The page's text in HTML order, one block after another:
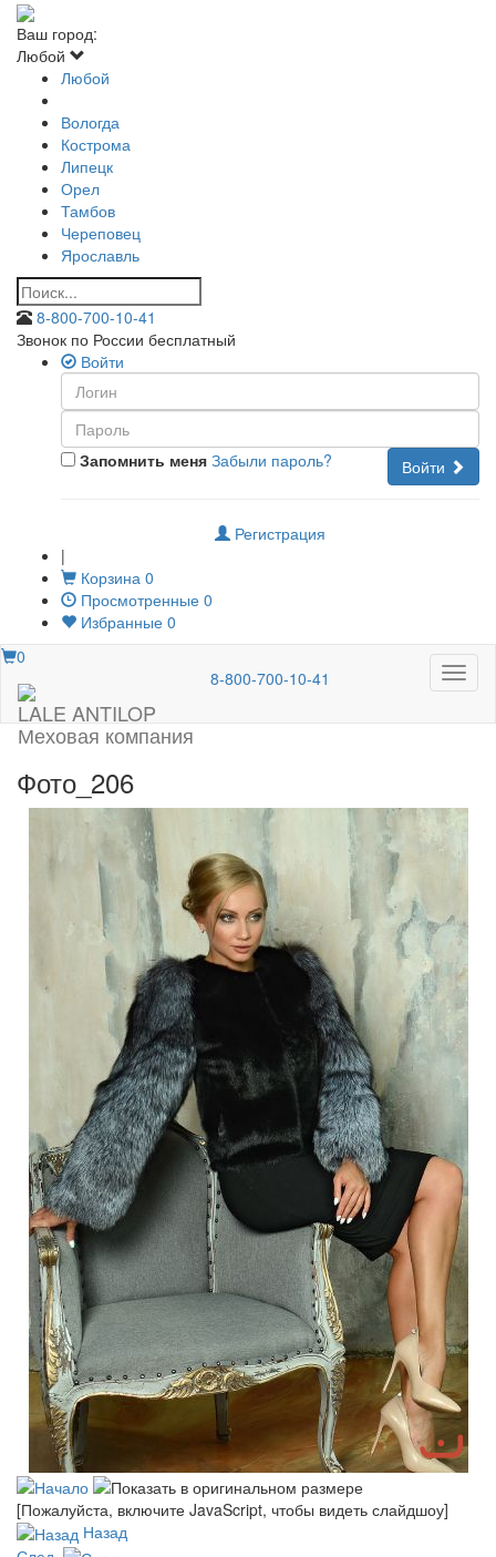
Ваш город:
Любой
Любой
Вологда
Кострома
Липецк
Орел
Тамбов
Череповец
Ярославль
8-800-700-10-41
Звонок по России бесплатный
Войти
Запомнить меня Войти
Забыли пароль?
Регистрация
|
Корзина 0
Просмотренные 0
Избранные 0
Меню
0
LALE ANTILOP
Меховая компания
8-800-700-10-41
Фото_206
[Пожалуйста, включите JavaScript, чтобы видеть слайдшоу]
Назад